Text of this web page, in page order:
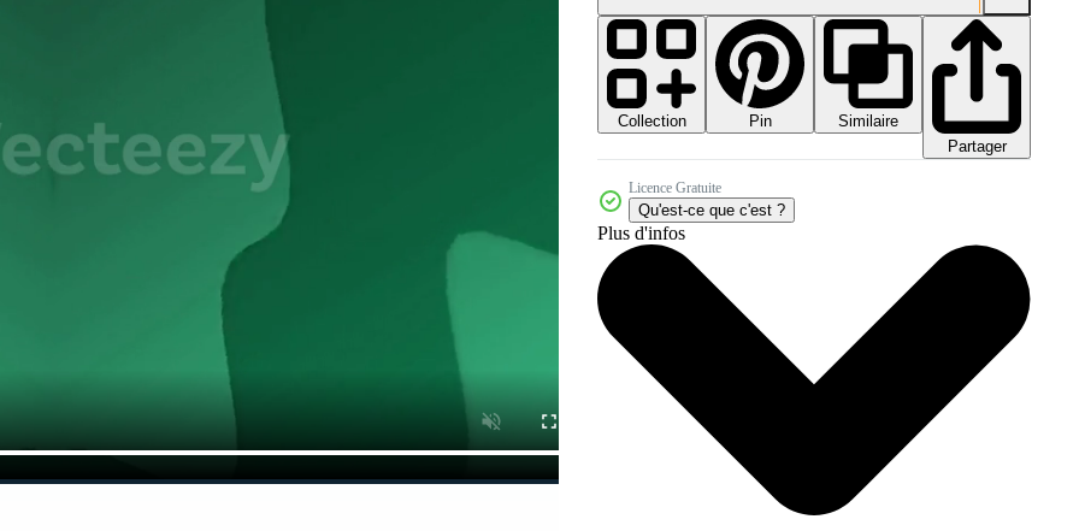
Collection Pin
Similaire
Partager
Licence Gratuite
Qu'est-ce que c'est ?
Plus d'infos